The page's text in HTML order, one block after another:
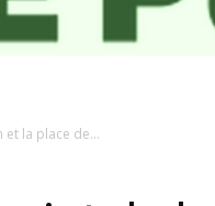
et la place de...